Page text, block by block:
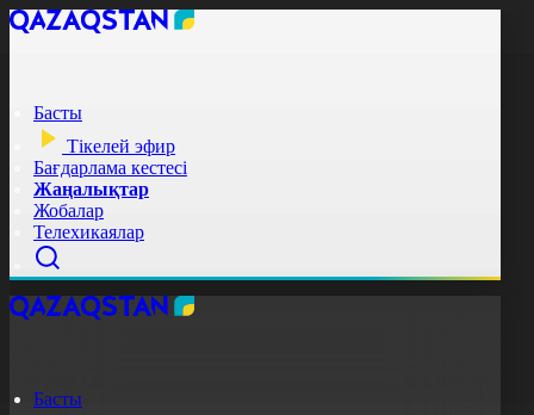
Басты
Тікелей эфир
Бағдарлама кестесі
Жаңалықтар
Жобалар
Телехикаялар
Басты